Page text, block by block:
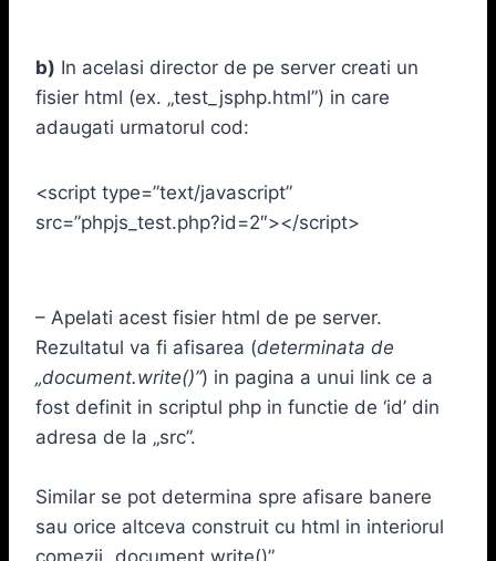
b) In acelasi director de pe server creati un
fisier html (ex. „test_jsphp.html”) in care
adaugati urmatorul cod:
<script type=”text/javascript”
src=”phpjs_test.php?id=2″></script>
– Apelati acest fisier html de pe server.
Rezultatul va fi afisarea (determinata de
„document.write()”) in pagina a unui link ce a
fost definit in scriptul php in functie de ‘id’ din
adresa de la „src”.
Similar se pot determina spre afisare banere
sau orice altceva construit cu html in interiorul
comezii „document.write()”.